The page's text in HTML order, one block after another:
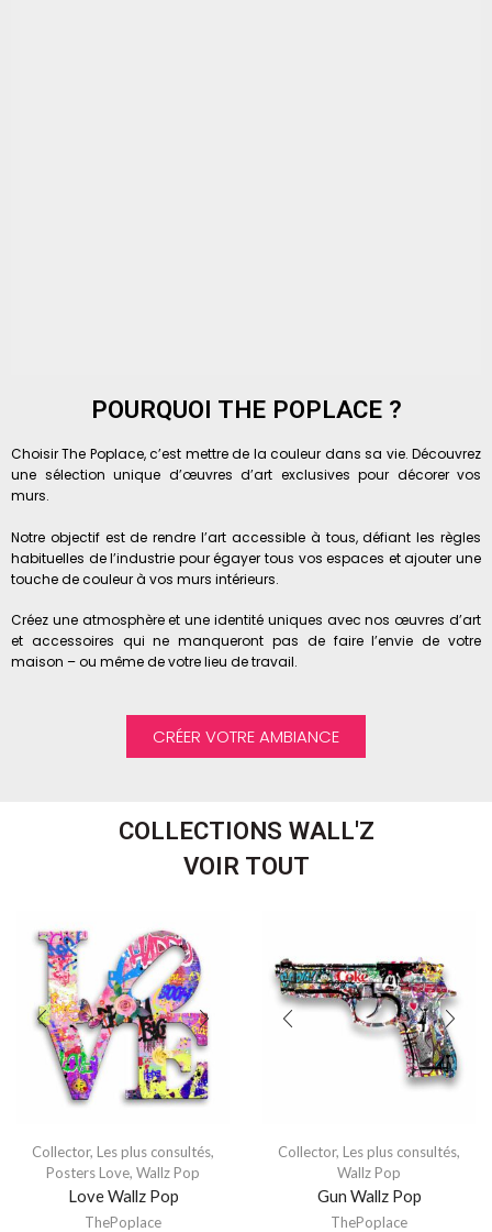
POURQUOI THE POPLACE ?
Choisir The Poplace, c’est mettre de la couleur dans sa vie. Découvrez
une sélection unique d’œuvres d’art exclusives pour décorer vos
murs.
Notre objectif est de rendre l’art accessible à tous, défiant les règles
habituelles de l’industrie pour égayer tous vos espaces et ajouter une
touche de couleur à vos murs intérieurs.
Créez une atmosphère et une identité uniques avec nos œuvres d’art
et accessoires qui ne manqueront pas de faire l’envie de votre
maison – ou même de votre lieu de travail.
CRÉER VOTRE AMBIANCE
COLLECTIONS WALL'Z
VOIR TOUT
Collector, Les plus consultés,
Posters Love, Wallz Pop
Love Wallz Pop
ThePoplace
Collector, Les plus consultés,
Wallz Pop
Gun Wallz Pop
ThePoplace